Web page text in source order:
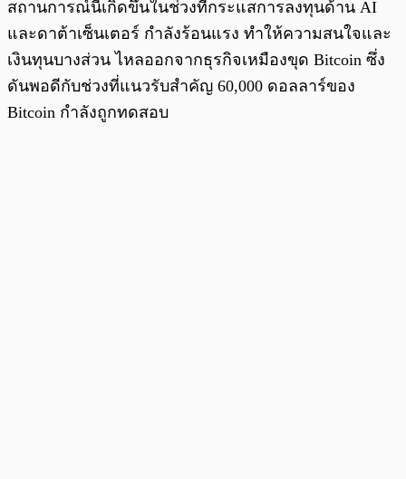
สถานการณ์นี้เกิดขึ้นในช่วงที่กระแสการลงทุนด้าน AI
และดาต้าเซ็นเตอร์ กำลังร้อนแรง ทำให้ความสนใจและ
เงินทุนบางส่วน ไหลออกจากธุรกิจเหมืองขุด Bitcoin ซึ่ง
ดันพอดีกับช่วงที่แนวรับสำคัญ 60,000 ดอลลาร์ของ
Bitcoin กำลังถูกทดสอบ